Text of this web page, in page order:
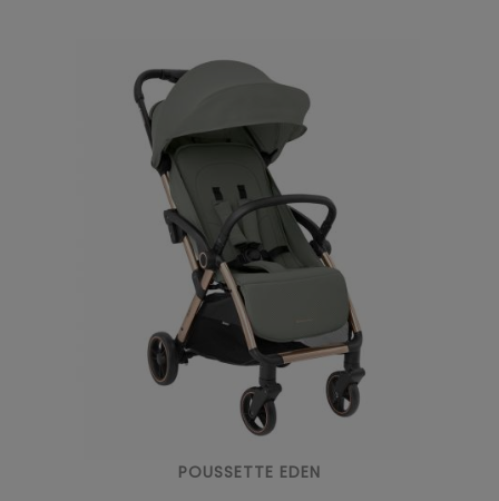
POUSSETTE EDEN